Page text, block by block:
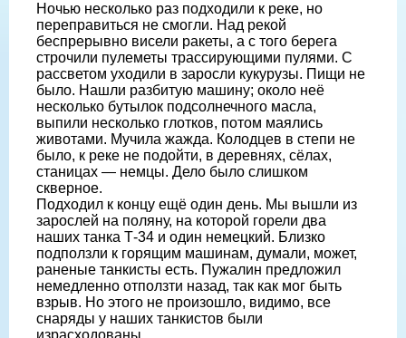
Ночью несколько раз подходили к реке, но
переправиться не смогли. Над рекой
беспрерывно висели ракеты, а с того берега
строчили пулеметы трассирующими пулями. С
рассветом уходили в заросли кукурузы. Пищи не
было. Нашли разбитую машину; около неё
несколько бутылок подсолнечного масла,
выпили несколько глотков, потом маялись
животами. Мучила жажда. Колодцев в степи не
было, к реке не подойти, в деревнях, сёлах,
станицах — немцы. Дело было слишком
скверное.
Подходил к концу ещё один день. Мы вышли из
зарослей на поляну, на которой горели два
наших танка Т-34 и один немецкий. Близко
подползли к горящим машинам, думали, может,
раненые танкисты есть. Пужалин предложил
немедленно отползти назад, так как мог быть
взрыв. Но этого не произошло, видимо, все
снаряды у наших танкистов были
израсходованы.